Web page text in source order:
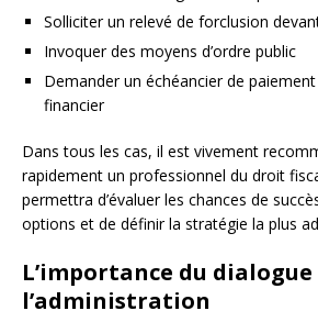
Solliciter un relevé de forclusion
Invoquer des moyens d’ordre public
Demander un échéancier de
financier
Dans tous les cas, il est vivement
rapidement un professionnel du droit
permettra d’évaluer les chances de
options et de définir la stratégie la plus
L’importance du dialogue
l’administration